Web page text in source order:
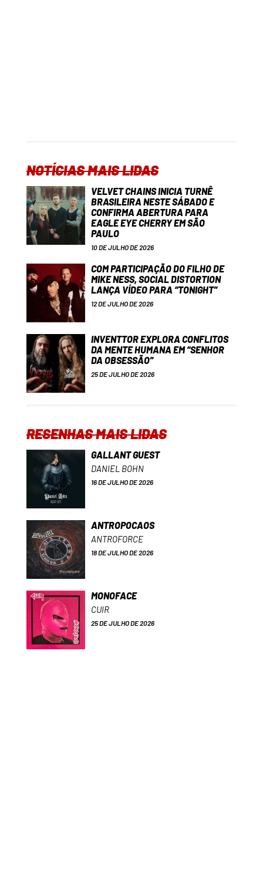
NOTÍCIAS MAIS LIDAS
VELVET CHAINS INICIA TURNÊ
BRASILEIRA NESTE SÁBADO E
CONFIRMA ABERTURA PARA
EAGLE EYE CHERRY EM SÃO
PAULO
10 DE JULHO DE 2026
COM PARTICIPAÇÃO DO FILHO DE
MIKE NESS, SOCIAL DISTORTION
LANÇA VÍDEO PARA “TONIGHT”
12 DE JULHO DE 2026
INVENTTOR EXPLORA CONFLITOS
DA MENTE HUMANA EM “SENHOR
DA OBSESSÃO”
25 DE JULHO DE 2026
RESENHAS MAIS LIDAS
GALLANT GUEST
DANIEL BOHN
16 DE JULHO DE 2026
ANTROPOCAOS
ANTROFORCE
18 DE JULHO DE 2026
MONOFACE
CUIR
25 DE JULHO DE 2026